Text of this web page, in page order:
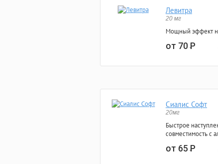
Левитра
20 мг
Мощный эффект
от 70Р
Сиалис Софт
20мг
Быстрое
совместимость с
от 65Р